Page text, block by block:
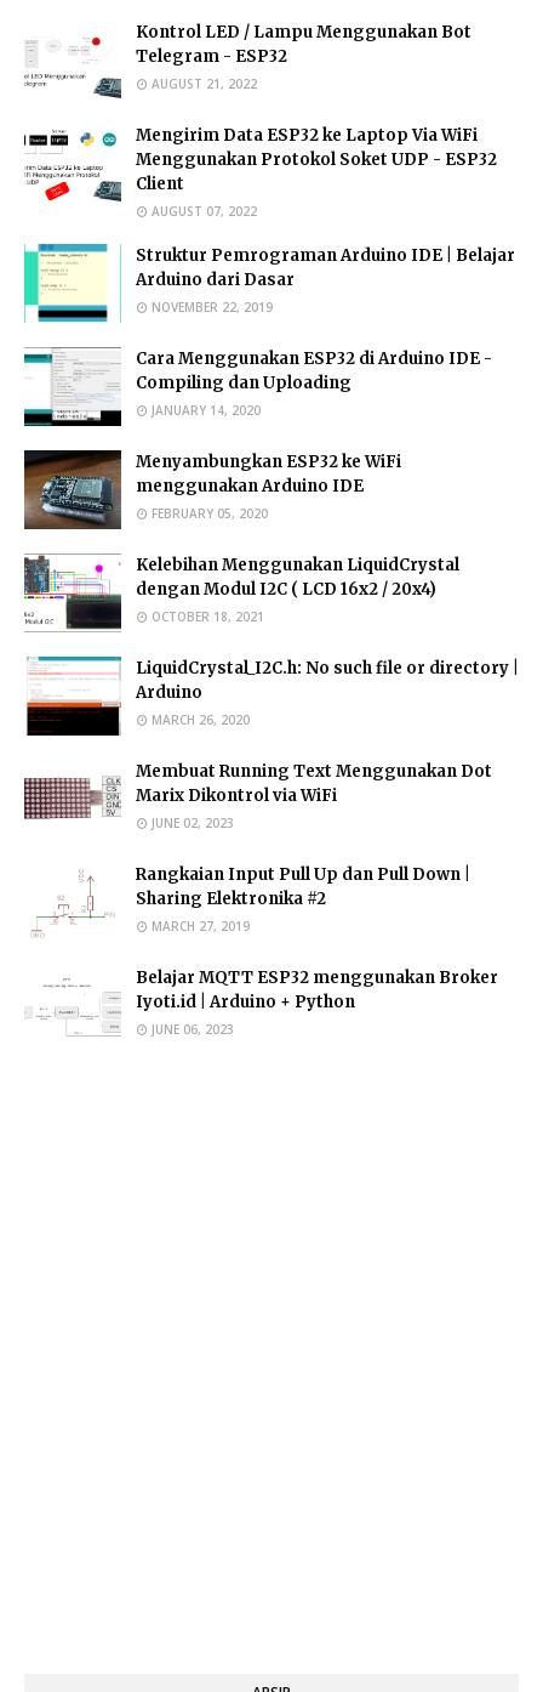
Kontrol LED / Lampu Menggunakan Bot
Telegram - ESP32
AUGUST 21, 2022
Mengirim Data ESP32 ke Laptop Via WiFi
Menggunakan Protokol Soket UDP - ESP32
Client
AUGUST 07, 2022
Struktur Pemrograman Arduino IDE | Belajar
Arduino dari Dasar
NOVEMBER 22, 2019
Cara Menggunakan ESP32 di Arduino IDE -
Compiling dan Uploading
JANUARY 14, 2020
Menyambungkan ESP32 ke WiFi
menggunakan Arduino IDE
FEBRUARY 05, 2020
Kelebihan Menggunakan LiquidCrystal
dengan Modul I2C ( LCD 16x2 / 20x4)
OCTOBER 18, 2021
LiquidCrystal_I2C.h: No such file or directory |
Arduino
MARCH 26, 2020
Membuat Running Text Menggunakan Dot
Marix Dikontrol via WiFi
JUNE 02, 2023
Rangkaian Input Pull Up dan Pull Down |
Sharing Elektronika #2
MARCH 27, 2019
Belajar MQTT ESP32 menggunakan Broker
Iyoti.id | Arduino + Python
JUNE 06, 2023